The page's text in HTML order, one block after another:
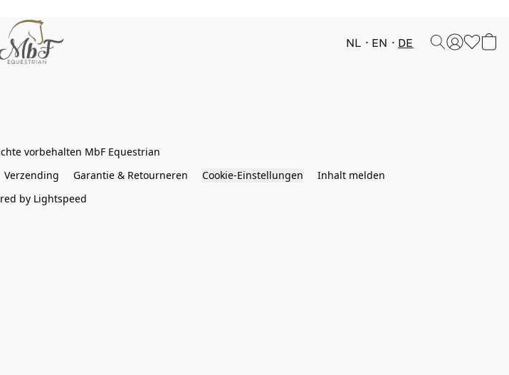
NL EN DE
vorbehalten MbF Equestrian
Verzending Garantie & Retourneren Cookie-Einstellungen
Inhalt melden
by Lightspeed